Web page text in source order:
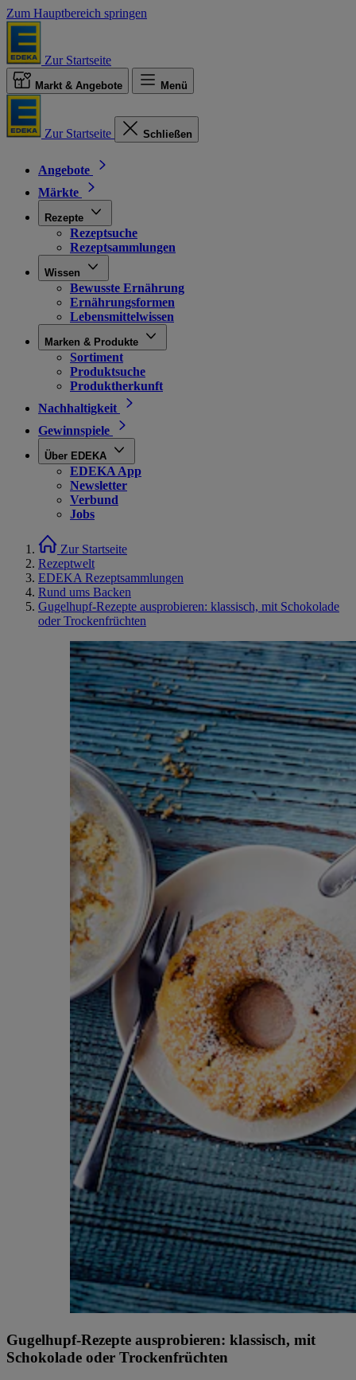
Zum Hauptbereich springen
Zur Startseite
Markt & Angebote Menü
Zur Startseite Schließen
Angebote
Märkte
Rezepte
Rezeptsuche
Rezeptsammlungen
Wissen
Bewusste Ernährung
Ernährungsformen
Lebensmittelwissen
Marken & Produkte
Sortiment
Produktsuche
Produktherkunft
Nachhaltigkeit
Gewinnspiele
Über EDEKA
EDEKA App
Newsletter
Verbund
Jobs
Zur Startseite
Rezeptwelt
EDEKA Rezeptsammlungen
Rund ums Backen
Gugelhupf-Rezepte ausprobieren: klassisch, mit Schokolade
oder Trockenfrüchten
Gugelhupf-Rezepte ausprobieren: klassisch, mit
Schokolade oder Trockenfrüchten